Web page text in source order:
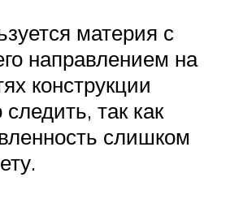
материя с
направлением на
конструкции
так как
слишком